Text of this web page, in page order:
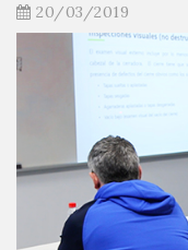
20/03/2019